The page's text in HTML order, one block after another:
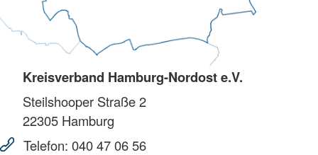
Kreisverband Hamburg-Nordost e.V.
Steilshooper Straße 2
22305 Hamburg
Telefon: 040 47 06 56